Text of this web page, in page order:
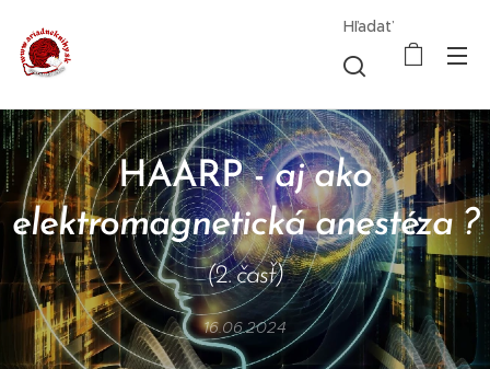
Hľadať
HAARP -aj ako
elektromagnetická anestéza ?
(2. časť)
16.06.2024